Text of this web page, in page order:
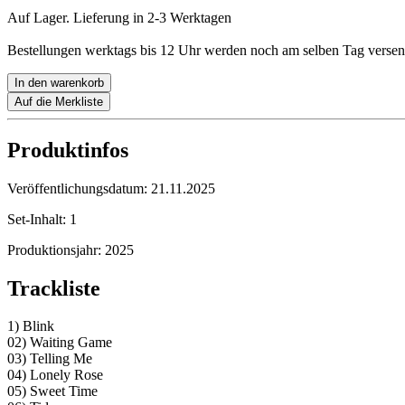
Auf Lager. Lieferung in 2-3 Werktagen
Bestellungen werktags bis 12 Uhr werden noch am selben Tag
In den warenkorb
Auf die Merkliste
Produktinfos
Veröffentlichungsdatum: 21.11.2025
Set-Inhalt: 1
Produktionsjahr: 2025
Trackliste
1) Blink
02) Waiting Game
03) Telling Me
04) Lonely Rose
05) Sweet Time